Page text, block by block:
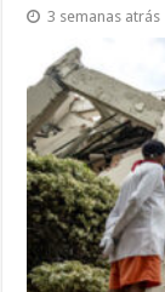
3 semanas atrás